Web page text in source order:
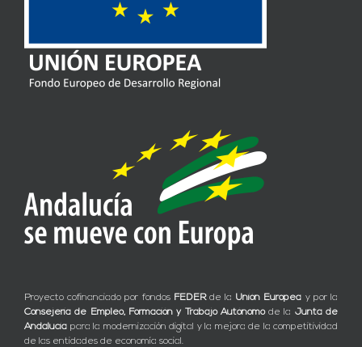
Proyecto cofinanciado por fondos FEDERde la Unión Europea y por la
Consejería de Empleo, Formación y Trabajo Autónomode la Junta de
Andalucía para la modernización digital y la mejora de la competitividad
de las entidades de economía social.